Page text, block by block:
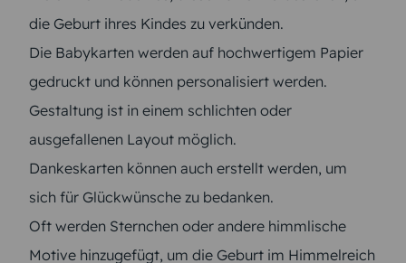
die Geburt ihres Kindes zu verkünden.
Die Babykarten werden auf hochwertigem Papier
gedruckt und können personalisiert werden.
Gestaltung ist in einem schlichten oder
ausgefallenen Layout möglich.
Dankeskarten können auch erstellt werden, um
sich für Glückwünsche zu bedanken.
Oft werden Sternchen oder andere himmlische
Motive hinzugefügt, um die Geburt im Himmelreich